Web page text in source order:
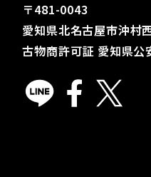
〒481-0043
愛知県北名古屋市沖村
古物商許可証 愛知県